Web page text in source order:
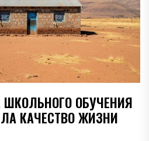
ОБУЧЕНИЯ
КАЧЕСТВО ЖИЗНИ